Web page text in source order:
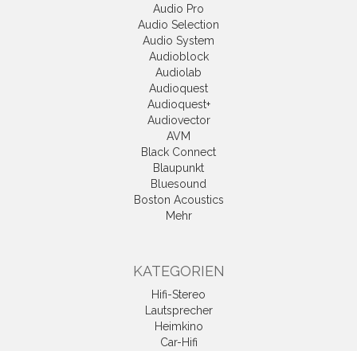
Audio Pro
Audio Selection
Audio System
Audioblock
Audiolab
Audioquest
Audioquest+
Audiovector
AVM
Black Connect
Blaupunkt
Bluesound
Boston Acoustics
Mehr
KATEGORIEN
Hifi-Stereo
Lautsprecher
Heimkino
Car-Hifi